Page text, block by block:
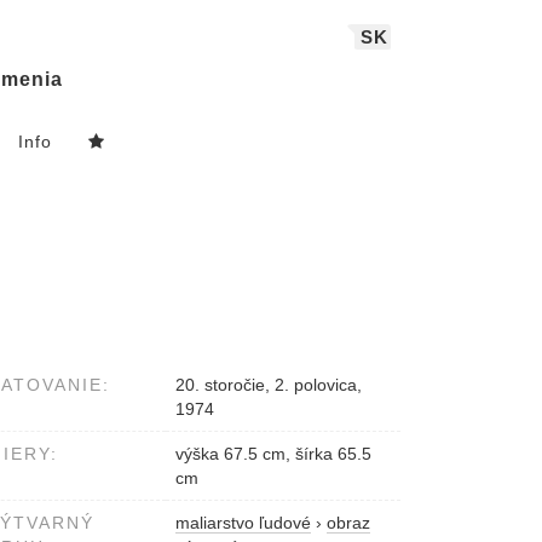
SK
Info
20. storočie, 2. polovica,
1974
výška 67.5 cm, šírka 65.5
cm
maliarstvo ľudové › obraz